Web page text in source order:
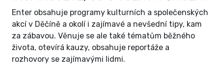
Enter obsahuje programy kulturních a společenských
akcí v Děčíně a okolí i zajímavé a nevšední tipy, kam
za zábavou. Věnuje se ale také tématům běžného
života, otevírá kauzy, obsahuje reportáže a
rozhovory se zajímavými lidmi.